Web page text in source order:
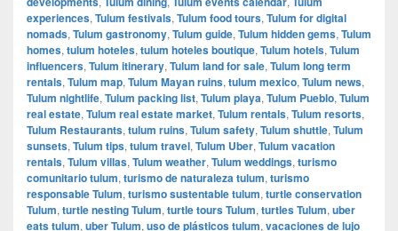
experiences, Tulum festivals, Tulum food tours, Tulum for digital
nomads, Tulum gastronomy, Tulum guide, Tulum hidden gems, Tulum
homes, tulum hoteles, tulum hoteles boutique, Tulum hotels, Tulum
influencers, Tulum itinerary, Tulum land for sale, Tulum long term
rentals, Tulum map, Tulum Mayan ruins, tulum mexico, Tulum news,
Tulum nightlife, Tulum packing list, Tulum playa, Tulum Pueblo, Tulum
real estate, Tulum real estate market, Tulum rentals, Tulum resorts,
Tulum Restaurants, tulum ruins, Tulum safety, Tulum shuttle, Tulum
sunsets, Tulum tips, tulum travel, Tulum Uber, Tulum vacation
rentals, Tulum villas, Tulum weather, Tulum weddings, turismo
comunitario tulum, turismo de naturaleza tulum, turismo
responsable Tulum, turismo sustentable tulum, turtle conservation
Tulum, turtle nesting Tulum, turtle tours Tulum, turtles Tulum, uber
eats tulum, uber Tulum, uso de plásticos tulum, vacaciones de lujo